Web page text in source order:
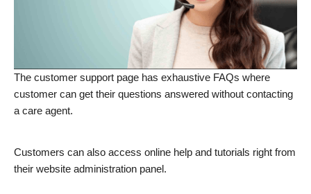
The customer support page has exhaustive FAQs where
customer can get their questions answered without contacting
a care agent.
Customers can also access online help and tutorials right from
their website administration panel.